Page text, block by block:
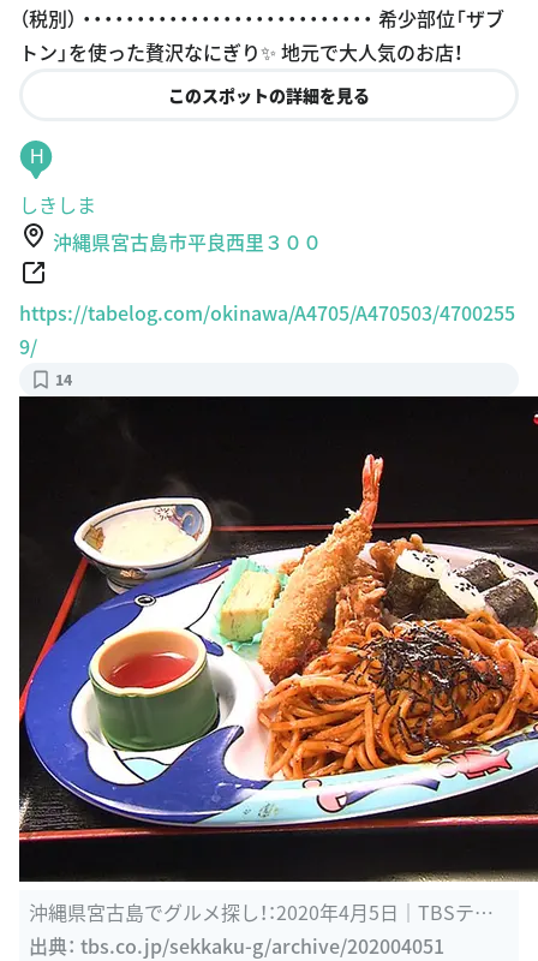
（税別） ・・・・・・・・・・・・・・・・・・・・・・・・・・・ 希少部位「ザブ
トン」を使った贅沢なにぎり✨ 地元で大人気のお店！
このスポットの詳細を見る
H
しきしま
沖縄県宮古島市平良西里３００
https://tabelog.com/okinawa/A4705/A470503/4700255
9/
14
沖縄県宮古島でグルメ探し！：2020年4月5日｜TBSテレ
ビ：バナナマンの ...
出典： tbs.co.jp/sekkaku-g/archive/202004051